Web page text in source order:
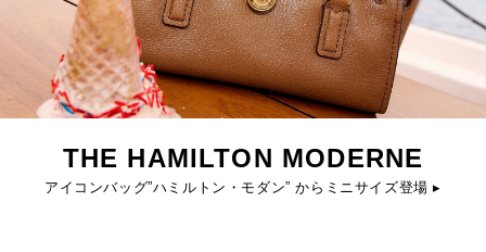
THE HAMILTON MODERNE
アイコンバッグ”ハミルトン・モダン” からミニサイズ登場 ▸